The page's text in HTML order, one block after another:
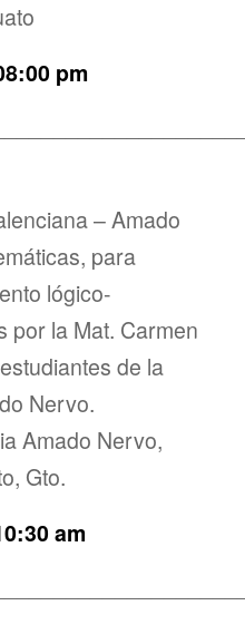
pm
– Amado
para
lógico-
por la Mat. Carmen
de la
Nervo.
Amado Nervo,
Gto.
am